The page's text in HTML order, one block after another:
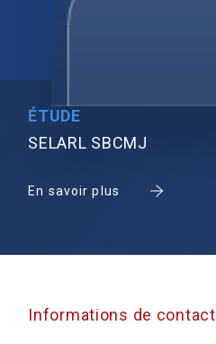
ÉTUDE
SELARL SBCMJ
En savoir plus
Informations de contact